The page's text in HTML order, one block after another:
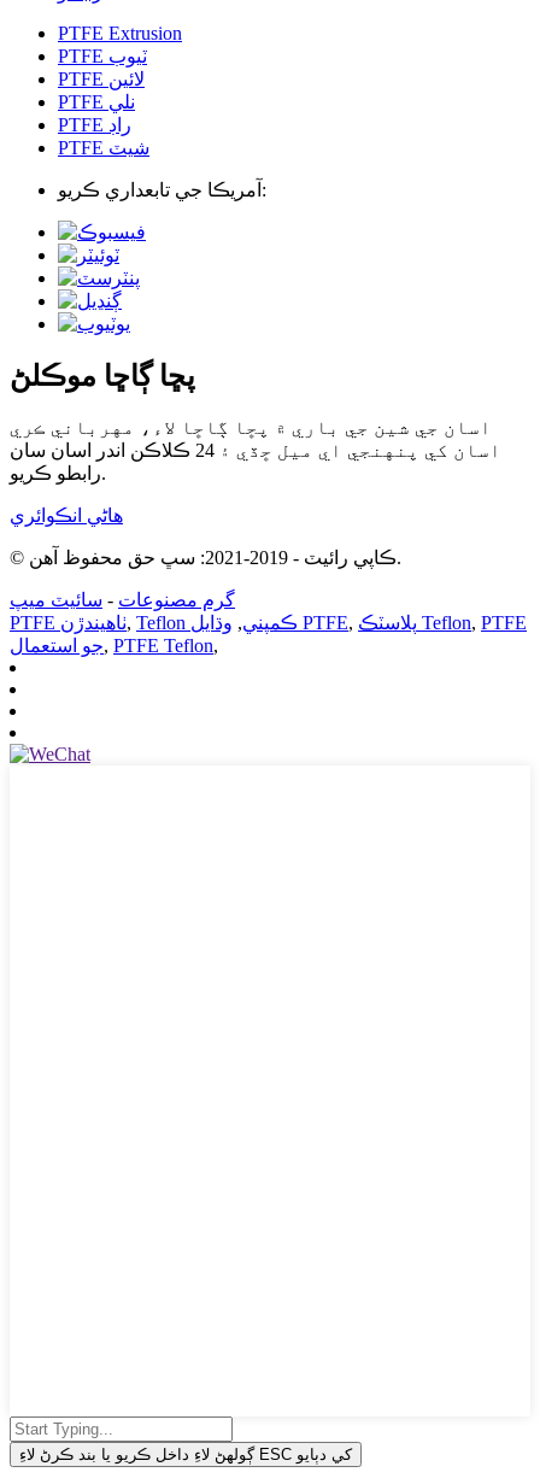
PTFE Extrusion
PTFE ٽيوب
PTFE لائين
PTFE نلي
PTFE راڊ
PTFE شيٽ
آمريڪا جي تابعداري ڪريو:
پڇا ڳاڇا موڪلڻ
اسان جي شين جي باري ۾ پڇا ڳاڇا لاء، مهرباني ڪري
اسان کي پنهنجي اي ميل ڇڏي ۽ 24 ڪلاڪن اندر اسان سان
رابطو ڪريو.
هاڻي انڪوائري
© ڪاپي رائيٽ - 2019-2021: سڀ حق محفوظ آهن.
گرم مصنوعات - سائيٽ ميپ
PTFE ٺاهيندڙن, Teflon ڪمپني, وڌايل PTFE, پلاسٽڪ Teflon, PTFE
جو استعمال, PTFE Teflon,
ڳولهڻ لاءِ داخل ڪريو يا بند ڪرڻ لاءِ ESC کي دٻايو